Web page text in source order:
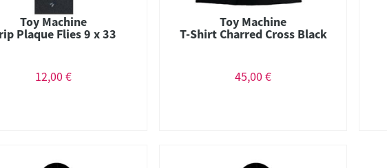
Toy Machine
Plaque Flies 9 x 33
12,00 €
Toy Machine
T-Shirt Charred Cross Black
45,00 €